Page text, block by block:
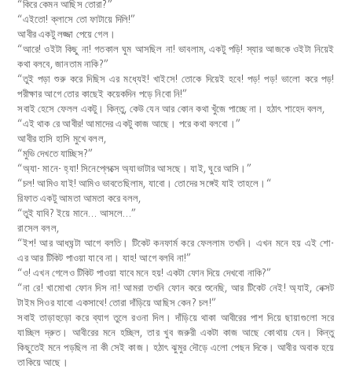
“কিরে কেমন আছিস তোরা?”
“এইতো! ক্লাসে তো ফাটায়ে দিলি!”
আবীর একটু লজ্জা পেয়ে গেল।
“আরে! ওইটা কিছু না! গতকাল ঘুম আসছিল না! ভাবলাম, একটু পড়ি! স্যার আজকে ওইটা নিয়েই
কথা বলবে, জানতাম নাকি?”
“তুই পড়া শুরু করে দিছিস এর মধ্যেই! খাইসে! তোকে দিয়েই হবে! পড়! পড়! ভালো করে পড়!
পরীক্ষার আগে তোর কাছেই কয়েকদিন পড়ে নিবো নি!”
সবাই হেসে ফেলল একটু। কিন্তু, কেউ যেন আর কোন কথা খুঁজে পাচ্ছে না। হঠাৎ শাহেদ বলল,
“এই থাক রে আবীর! আমাদের একটু কাজ আছে। পরে কথা বলবো।”
আবীর হাসি হাসি মুখে বলল,
“মুভি দেখতে যাচ্ছিস?”
“অ্যা- মানে- হ্যা! সিনেপ্লেক্সে অ্যাভাটার আসছে। যাই, ঘুরে আসি।”
“চল! আমিও যাই! আমিও ভাবতেছিলাম, যাবো। তোদের সঙ্গেই যাই তাহলে।“
রিফাত একটু আমতা আমতা করে বলল,
“তুই যাবি? ইয়ে মানে… আসলে…”
রাসেল বলল,
“ইশ! আর আধঘন্টা আগে বলতি। টিকেট কনফার্ম করে ফেললাম তখনি। এখন মনে হয় এই শো-
এর আর টিকিট পাওয়া যাবে না। যাহ! আগে বলবি না!”
“ও! এখন গেলেও টিকিট পাওয়া যাবে মনে হয়! একটা ফোন দিয়ে দেখবো নাকি?”
“না রে! খামোখা ফোন দিস না! আমরা তখনি ফোন করে শুনেছি, আর টিকেট নেই! অ্যাই, নেক্সট
টাইম সিওর যাবো একসাথে! তোরা দাঁড়িয়ে আছিস কেন? চল!”
সবাই তাড়াহুড়ো করে ব্যাগ তুলে রওনা দিল। দাঁড়িয়ে থাকা আবীরের পাশ দিয়ে ছায়াগুলো সরে
যাচ্ছিল দ্রুত। আবীরের মনে হচ্ছিল, তার খুব জরুরী একটা কাজ আছে কোথায় যেন। কিন্তু
কিছুতেই মনে পড়ছিল না কী সেই কাজ। হঠাৎ ঝুমুর দৌড়ে এলো পেছন দিকে। আবীর অবাক হয়ে
তাকিয়ে আছে।